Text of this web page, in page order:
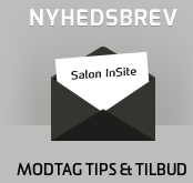
MODTAG TIPS & TILBUD